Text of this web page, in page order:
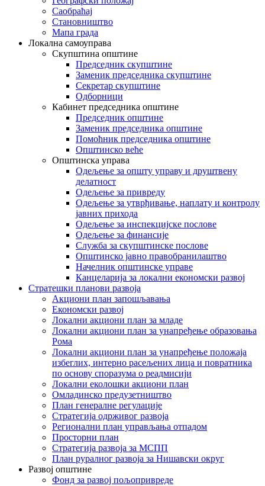
Саобраћај
Становништво
Мапа града
Локална самоуправа
Скупштина општине
Председник скупштине
Заменик председника скупштине
Секретар скупштине
Одборници
Кабинет председника општине
Председник општине
Заменик председника општине
Помоћник председника општине
Општинско веће
Општинска управа
Одељење за општу управу и друштвену
делатност
Одељење за привреду
Одељење за утврђивање, наплату и контролу
јавних прихода
Одељење за инспекцијске послове
Одељење за финансије
Служба за скупштинске послове
Општинско јавно правобранилаштво
Начелник општинске управе
Канцеларија за локални економски развој
Стратешки планови развоја
Акциони план запошљавања
Економски развој
Локални акциони план за младе
Локални акциони план за унапређење образовања
Рома
Локални акциони план за унапређење положаја
избеглих, интерно расељених лица и повратника
по основу споразума о реадмисији
Локални еколошки акциони план
Омладинско предузетништво
План генералне регулације
Стратегија одрживог развоја
Регионални план управљања отпадом
Просторни план
Стратегија развоја за МСПП
План руралног развоја за Нишавски округ
Развој општине
Фонд за развој пољопривреде